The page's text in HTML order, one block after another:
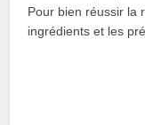
Pour bien réussir la
ingrédients et les